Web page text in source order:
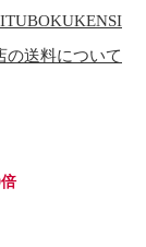
の送料について